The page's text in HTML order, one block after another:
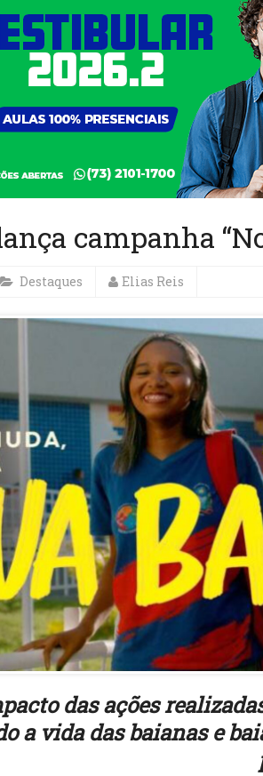
campanha
Destaques Elias Reis
das ações
a vida das baianas e